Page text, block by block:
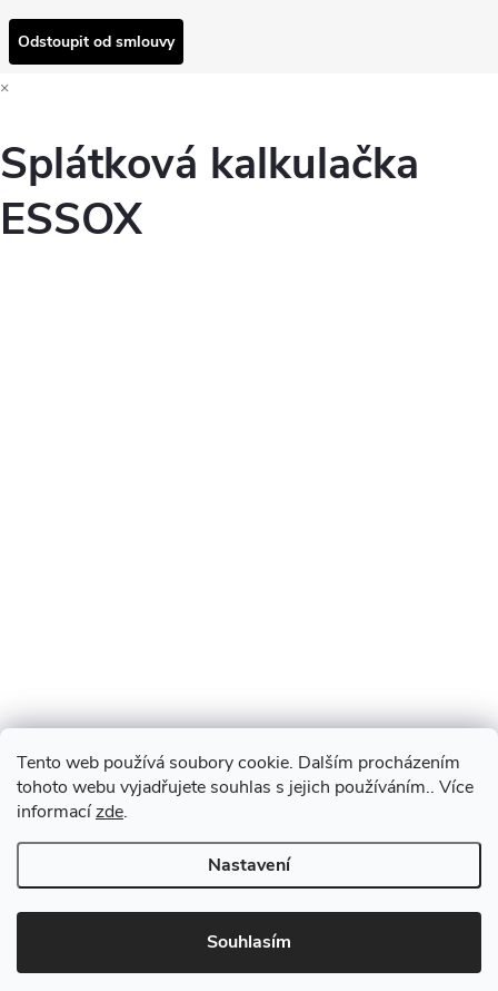
Tento web používá soubory cookie. Dalším procházením
tohoto webu vyjadřujete souhlas s jejich používáním.. Více
informacízde.
Nastavení
Souhlasím
Odstoupit od smlouvy
×
Splátková kalkulačka
ESSOX